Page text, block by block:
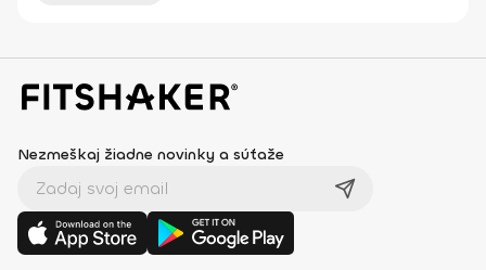
Nezmeškaj žiadne novinky a súťaže